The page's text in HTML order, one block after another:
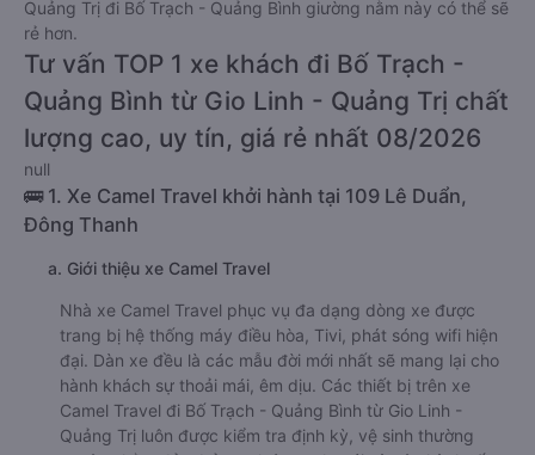
Quảng Trị đi Bố Trạch - Quảng Bình giường nằm này có thể sẽ
rẻ hơn.
Tư vấn TOP 1 xe khách đi Bố Trạch -
Quảng Bình từ Gio Linh - Quảng Trị chất
lượng cao, uy tín, giá rẻ nhất 08/2026
null
🚌 1. Xe Camel Travel khởi hành tại 109 Lê Duẩn,
Đông Thanh
a. Giới thiệu xe Camel Travel
Nhà xe Camel Travel phục vụ đa dạng dòng xe được
trang bị hệ thống máy điều hòa, Tivi, phát sóng wifi hiện
đại. Dàn xe đều là các mẫu đời mới nhất sẽ mang lại cho
hành khách sự thoải mái, êm dịu. Các thiết bị trên xe
Camel Travel đi Bố Trạch - Quảng Bình từ Gio Linh -
Quảng Trị luôn được kiểm tra định kỳ, vệ sinh thường